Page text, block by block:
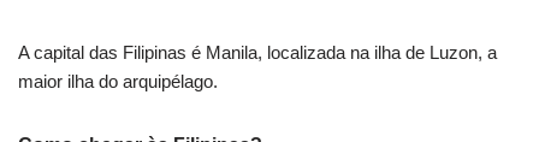
A capital das Filipinas é Manila, localizada na ilha de Luzon, a
maior ilha do arquipélago.